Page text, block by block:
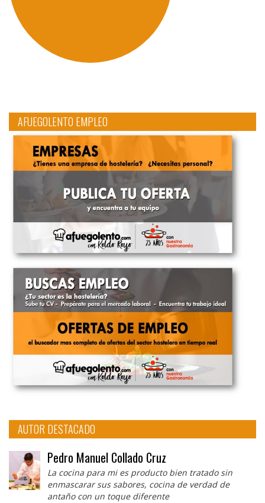
AFUEGOLENTO EMPLEO
AUTOR DESTACADO
Pedro Manuel Collado Cruz
La cocina para mi es producto bien tratado sin
enmascarar sus sabores, cocina de verdad de
antaño con un toque diferente